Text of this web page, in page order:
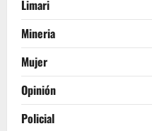
Limari
Mineria
Mujer
Opinión
Policial